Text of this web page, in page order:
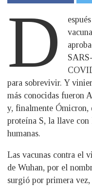
D
para sobrevivir. Y
más conocidas fueron
y, finalmente Ómicron,
proteína S, la llave con
humanas.
Las vacunas contra el
de Wuhan, por el
surgió por primera